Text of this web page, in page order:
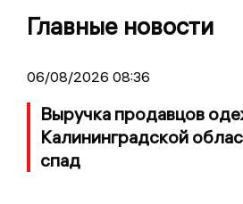
Главные новости
06/08/2026 08:36
Выручка продавцов
Калининградской
спад